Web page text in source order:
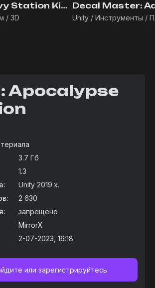
Sci-Fi Heavy Station Kit base
/ 3D Unity / Инструменты /
Apocalypse
3.7 Гб
1.3
Unity 2019.x.
2 630
запрещено
MirrorX
2-07-2023, 16:18
или зарегистрируйтесь